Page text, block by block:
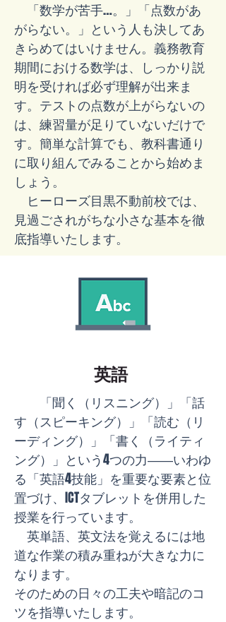
「数学が苦手…。」「点数があ
がらない。」という人も決してあ
きらめてはいけません。義務教育
期間における数学は、しっかり説
明を受ければ必ず理解が出来ま
す。テストの点数が上がらないの
は、練習量が足りていないだけで
す。簡単な計算でも、教科書通り
に取り組んでみることから始めま
しょう。
ヒーローズ目黒不動前校では、
見過ごされがちな小さな基本を徹
底指導いたします。
英語
「聞く（リスニング）」「話
す（スピーキング）」「読む（リ
ーディング）」「書く（ライティ
ング）」という4つの力――いわゆ
る「英語4技能」を重要な要素と位
置づけ、ICTタブレットを併用した
授業を行っています。
​ 英単語、英文法を覚えるには地
道な作業の積み重ねが大きな力に
なります。
そのための日々の工夫や暗記のコ
ツを指導いたします。